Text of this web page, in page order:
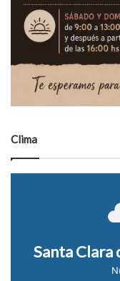
Clima
Santa Clara